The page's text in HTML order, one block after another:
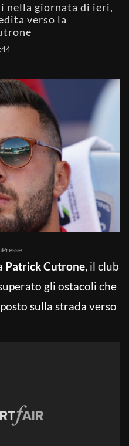
nella giornata di ieri,
verso la
Patrick Cutrone, il club
gli ostacoli che
sulla strada verso